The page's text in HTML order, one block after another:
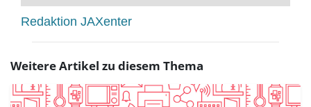
Redaktion JAXenter
Weitere Artikel zu diesem Thema